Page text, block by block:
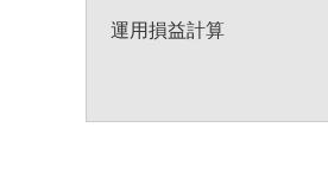
運用損益計算